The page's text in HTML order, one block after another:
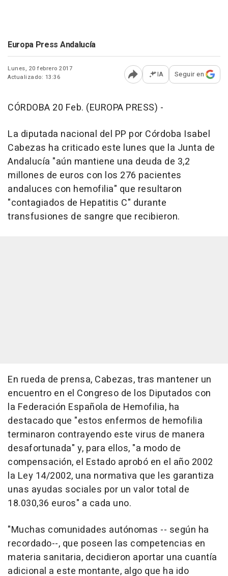
Europa Press Andalucía
Lunes, 20 febrero 2017
Actualizado: 13:36
Abrir opciones para
IA Seguir en
CÓRDOBA 20 Feb. (EUROPA PRESS) -
La diputada nacional del PP por Córdoba Isabel
Cabezas ha criticado este lunes que la Junta de
Andalucía "aún mantiene una deuda de 3,2
millones de euros con los 276 pacientes
andaluces con hemofilia" que resultaron
"contagiados de Hepatitis C" durante
transfusiones de sangre que recibieron.
En rueda de prensa, Cabezas, tras mantener un
encuentro en el Congreso de los Diputados con
la Federación Española de Hemofilia, ha
destacado que "estos enfermos de hemofilia
terminaron contrayendo este virus de manera
desafortunada" y, para ellos, "a modo de
compensación, el Estado aprobó en el año 2002
la Ley 14/2002, una normativa que les garantiza
unas ayudas sociales por un valor total de
18.030,36 euros" a cada uno.
"Muchas comunidades autónomas -- según ha
recordado--, que poseen las competencias en
materia sanitaria, decidieron aportar una cuantía
adicional a este montante, algo que ha ido